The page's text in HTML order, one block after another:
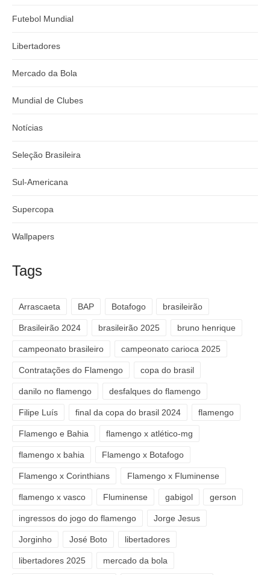
Futebol Mundial
Libertadores
Mercado da Bola
Mundial de Clubes
Notícias
Seleção Brasileira
Sul-Americana
Supercopa
Wallpapers
Tags
Arrascaeta BAP Botafogo brasileirão
Brasileirão 2024 brasileirão 2025 bruno henrique
campeonato brasileiro campeonato carioca 2025
Contratações do Flamengo copa do brasil
danilo no flamengo desfalques do flamengo
Filipe Luís final da copa do brasil 2024 flamengo
Flamengo e Bahia flamengo x atlético-mg
flamengo x bahia Flamengo x Botafogo
Flamengo x Corinthians Flamengo x Fluminense
flamengo x vasco Fluminense gabigol gerson
ingressos do jogo do flamengo Jorge Jesus
Jorginho José Boto libertadores
libertadores 2025 mercado da bola